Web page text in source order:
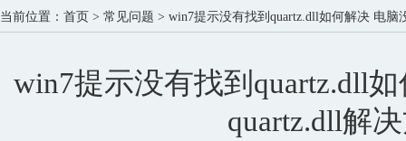
当前位置： 首页 > 常见问题 > win7提示没有找到quartz.dll如何解决 电脑
win7提示没有找到quartz.dll
quartz.dll解